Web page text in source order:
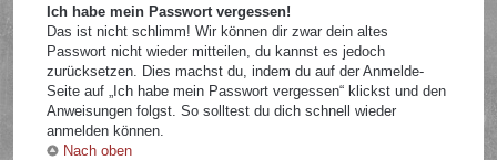
Ich habe mein Passwort vergessen!
Das ist nicht schlimm! Wir können dir zwar dein altes
Passwort nicht wieder mitteilen, du kannst es jedoch
zurücksetzen. Dies machst du, indem du auf der Anmelde-
Seite auf „Ich habe mein Passwort vergessen“ klickst und den
Anweisungen folgst. So solltest du dich schnell wieder
anmelden können.
Nach oben